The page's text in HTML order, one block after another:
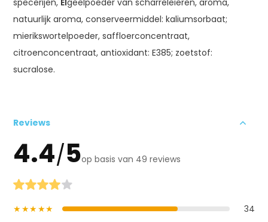
natuurlijk aroma, conserveermiddel: kaliumsorbaat;
mierikswortelpoeder, saffloerconcentraat,
citroenconcentraat, antioxidant: E385; zoetstof:
sucralose.
Reviews
4.4/5op basis van 49 reviews
★★★★★
34